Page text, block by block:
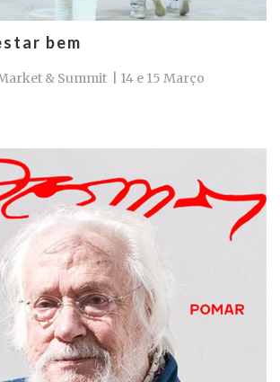
bem
& Summit | 14 e 15 Março